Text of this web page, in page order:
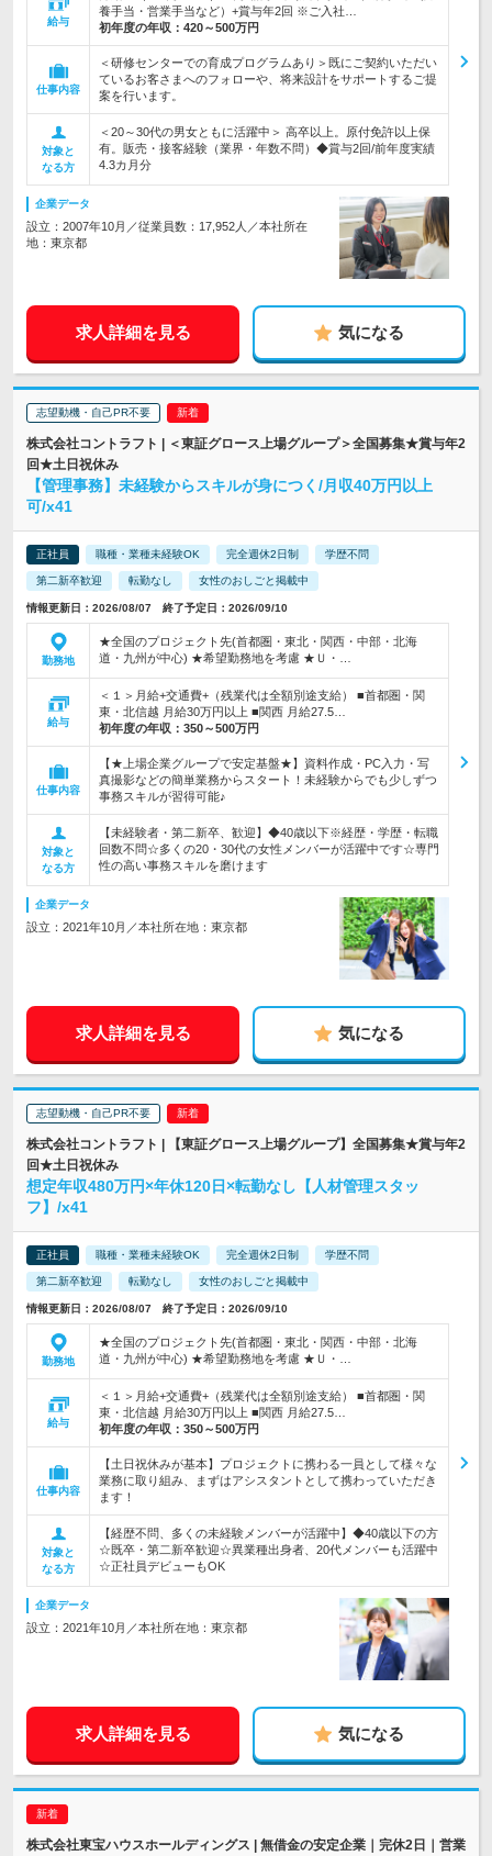
給与
養手当・営業手当など）+賞与年2回 ※ご入社…
初年度の年収： 420～500万円
仕事内容
＜研修センターでの育成プログラムあり＞既にご契約いただい
ているお客さまへのフォローや、将来設計をサポートするご提
案を行います。
対象と
なる方
＜20～30代の男女ともに活躍中＞ 高卒以上。原付免許以上保
有。販売・接客経験（業界・年数不問）◆賞与2回/前年度実績
4.3カ月分
企業データ
設立：2007年10月／従業員数：17,952人／本社所在
地：東京都
求人詳細を見る 気になる
志望動機・自己PR不要
株式会社コントラフト | ＜東証グロース上場グループ＞全国募集★賞与年2
回★土日祝休み
【管理事務】未経験からスキルが身につく/月収40万円以上
可/x41
正社員 職種・業種未経験OK 完全週休2日制 学歴不問
第二新卒歓迎 転勤なし 女性のおしごと掲載中
情報更新日：2026/08/07 終了予定日：2026/09/10
勤務地
★全国のプロジェクト先(首都圏・東北・関西・中部・北海
道・九州が中心) ★希望勤務地を考慮 ★Ｕ・…
給与
＜１＞月給+交通費+（残業代は全額別途支給） ■首都圏・関
東・北信越 月給30万円以上 ■関西 月給27.5…
初年度の年収： 350～500万円
仕事内容
【★上場企業グループで安定基盤★】資料作成・PC入力・写
真撮影などの簡単業務からスタート！未経験からでも少しずつ
事務スキルが習得可能♪
対象と
なる方
【未経験者・第二新卒、歓迎】◆40歳以下※経歴・学歴・転職
回数不問☆多くの20・30代の女性メンバーが活躍中です☆専門
性の高い事務スキルを磨けます
企業データ
設立：2021年10月／本社所在地：東京都
求人詳細を見る 気になる
志望動機・自己PR不要
株式会社コントラフト | 【東証グロース上場グループ】全国募集★賞与年2
回★土日祝休み
想定年収480万円×年休120日×転勤なし【人材管理スタッ
フ】/x41
正社員 職種・業種未経験OK 完全週休2日制 学歴不問
第二新卒歓迎 転勤なし 女性のおしごと掲載中
情報更新日：2026/08/07 終了予定日：2026/09/10
勤務地
★全国のプロジェクト先(首都圏・東北・関西・中部・北海
道・九州が中心) ★希望勤務地を考慮 ★Ｕ・…
給与
＜１＞月給+交通費+（残業代は全額別途支給） ■首都圏・関
東・北信越 月給30万円以上 ■関西 月給27.5…
初年度の年収： 350～500万円
仕事内容
【土日祝休みが基本】プロジェクトに携わる一員として様々な
業務に取り組み、まずはアシスタントとして携わっていただき
ます！
対象と
なる方
【経歴不問、多くの未経験メンバーが活躍中】◆40歳以下の方
☆既卒・第二新卒歓迎☆異業種出身者、20代メンバーも活躍中
☆正社員デビューもOK
企業データ
設立：2021年10月／本社所在地：東京都
求人詳細を見る 気になる
株式会社東宝ハウスホールディングス | 無借金の安定企業｜完休2日｜営業